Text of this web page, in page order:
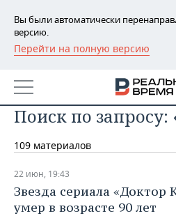
Вы были автоматически
версию.
Перейти на полную версию
РЕГИОНЫ
БАШКОРТОСТАН
ТАТАРСТАН
УДМУРТИЯ
НОВОСТИ
АНАЛИТИКА
НОВОСТИ АНАЛИТИКИ
ДЕКЛАРАЦИИ О ДОХОДАХ
КОРОЛИ ГОСЗАКАЗА ПФО
ЭКОНОМИКА
НОВОСТИ ЭКОНОМИКИ
ФИНАНСЫ
ПРОМЫШЛЕННОСТЬ
НОВОСТИ
НЕДВИЖИМОСТЬ
Поиск по запросу:
109 материалов
22 июн, 19:43
Звезда сериала «Доктор
умер в возрасте 90 лет